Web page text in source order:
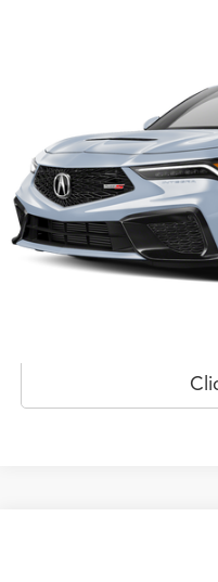
19UDE5G99TA000020
Disponible